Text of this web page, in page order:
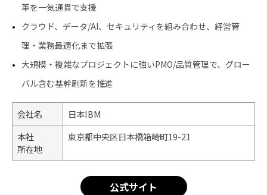
革を一気通貫で支援
クラウド、データ/AI、セキュリティを組み合わせ、経営管
理・業務最適化まで拡張
大規模・複雑なプロジェクトに強いPMO/品質管理で、グロー
バル含む基幹刷新を推進
会社名
日本IBM
本社
所在地
東京都中央区日本橋箱崎町19-21
公式サイト